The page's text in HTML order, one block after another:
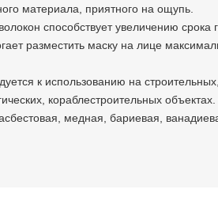
материала, приятного на ощупь.
способствует увеличению срока
разместить маску на лице
к использованию на
кораблестроительных
медная, бариевая,